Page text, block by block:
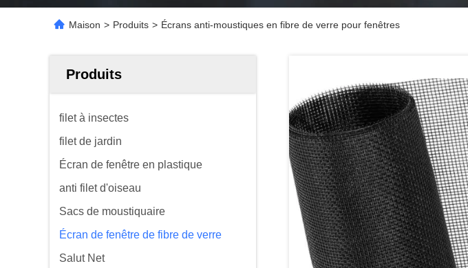
Maison > Produits > Écrans anti-moustiques en fibre de verre pour fenêtres
Produits
filet à insectes
filet de jardin
Écran de fenêtre en plastique
anti filet d'oiseau
Sacs de moustiquaire
Écran de fenêtre de fibre de verre
Salut Net